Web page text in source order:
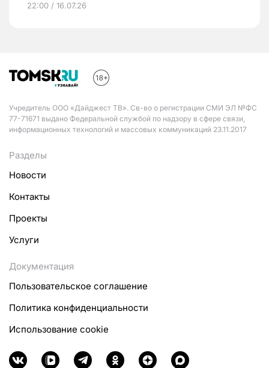
22:00 / 16.07.26
Учредитель ООО «Дайджест ТВ». Св-во о регистрации СМИ ЭЛ №ФС
77-71671 выдано Федеральной службой по надзору в сфере связи,
информационных технологий и массовых коммуникаций 23.11.2017
Разделы
Новости
Контакты
Проекты
Услуги
Документация
Пользовательское соглашение
Политика конфиденциальности
Использование cookie